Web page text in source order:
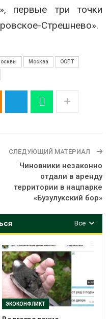
первые три точки
Стрешнево».
Москва ООПТ
СЛЕДУЮЩИЙ МАТЕРИАЛ
Чиновники незаконно
отдали в аренду
территории в нацпарке
«Бузулукский бор»
Все
ЭКОКОНФЛИКТ